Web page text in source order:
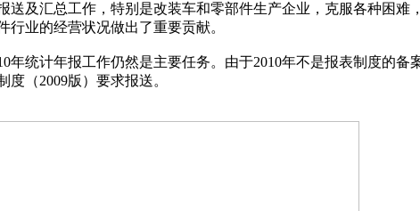
送及汇总工作，特别是改装车和零部件生产企业，克服各种困难
业的经营状况做出了重要贡献。
统计年报工作仍然是主要任务。由于2010年不是报表制度的备
（2009版）要求报送。